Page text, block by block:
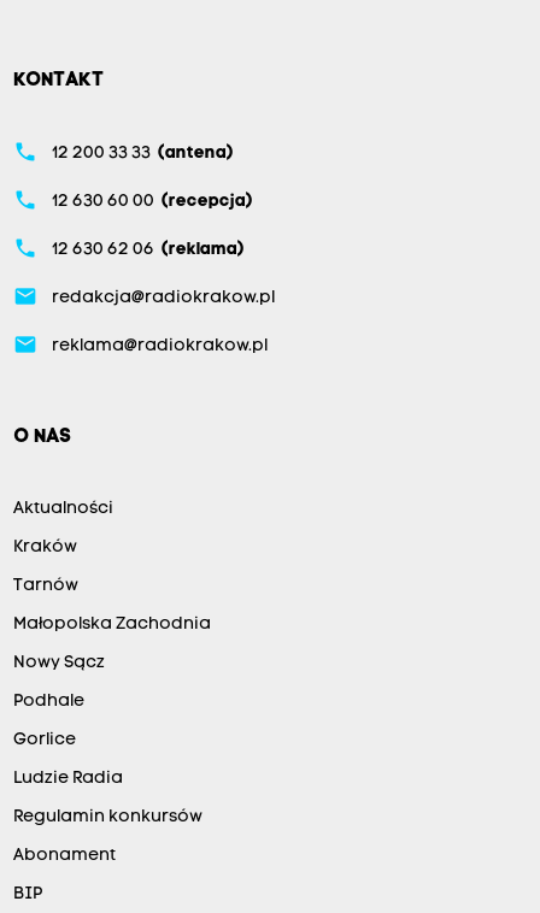
KONTAKT
phone 12 200 33 33 (antena)
phone 12 630 60 00 (recepcja)
phone 12 630 62 06 (reklama)
email redakcja@radiokrakow.pl
email reklama@radiokrakow.pl
O NAS
Aktualności
Kraków
Tarnów
Małopolska Zachodnia
Nowy Sącz
Podhale
Gorlice
Ludzie Radia
Regulamin konkursów
Abonament
BIP